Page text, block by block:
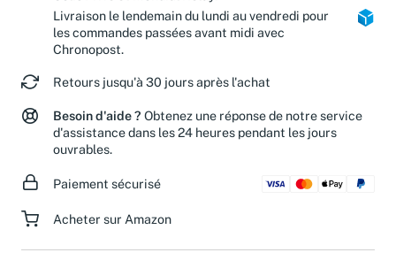
Livraison le lendemain du lundi au vendredi pour
les commandes passées avant midi avec
Chronopost.
Retours jusqu'à 30 jours après l'achat
Besoin d'aide ? Obtenez une réponse de notre service
d'assistance dans les 24 heures pendant les jours
ouvrables.
Paiement sécurisé
Acheter sur Amazon